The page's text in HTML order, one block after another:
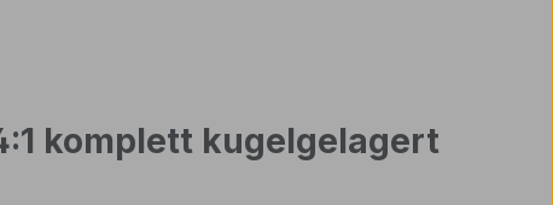
komplett kugelgelagert